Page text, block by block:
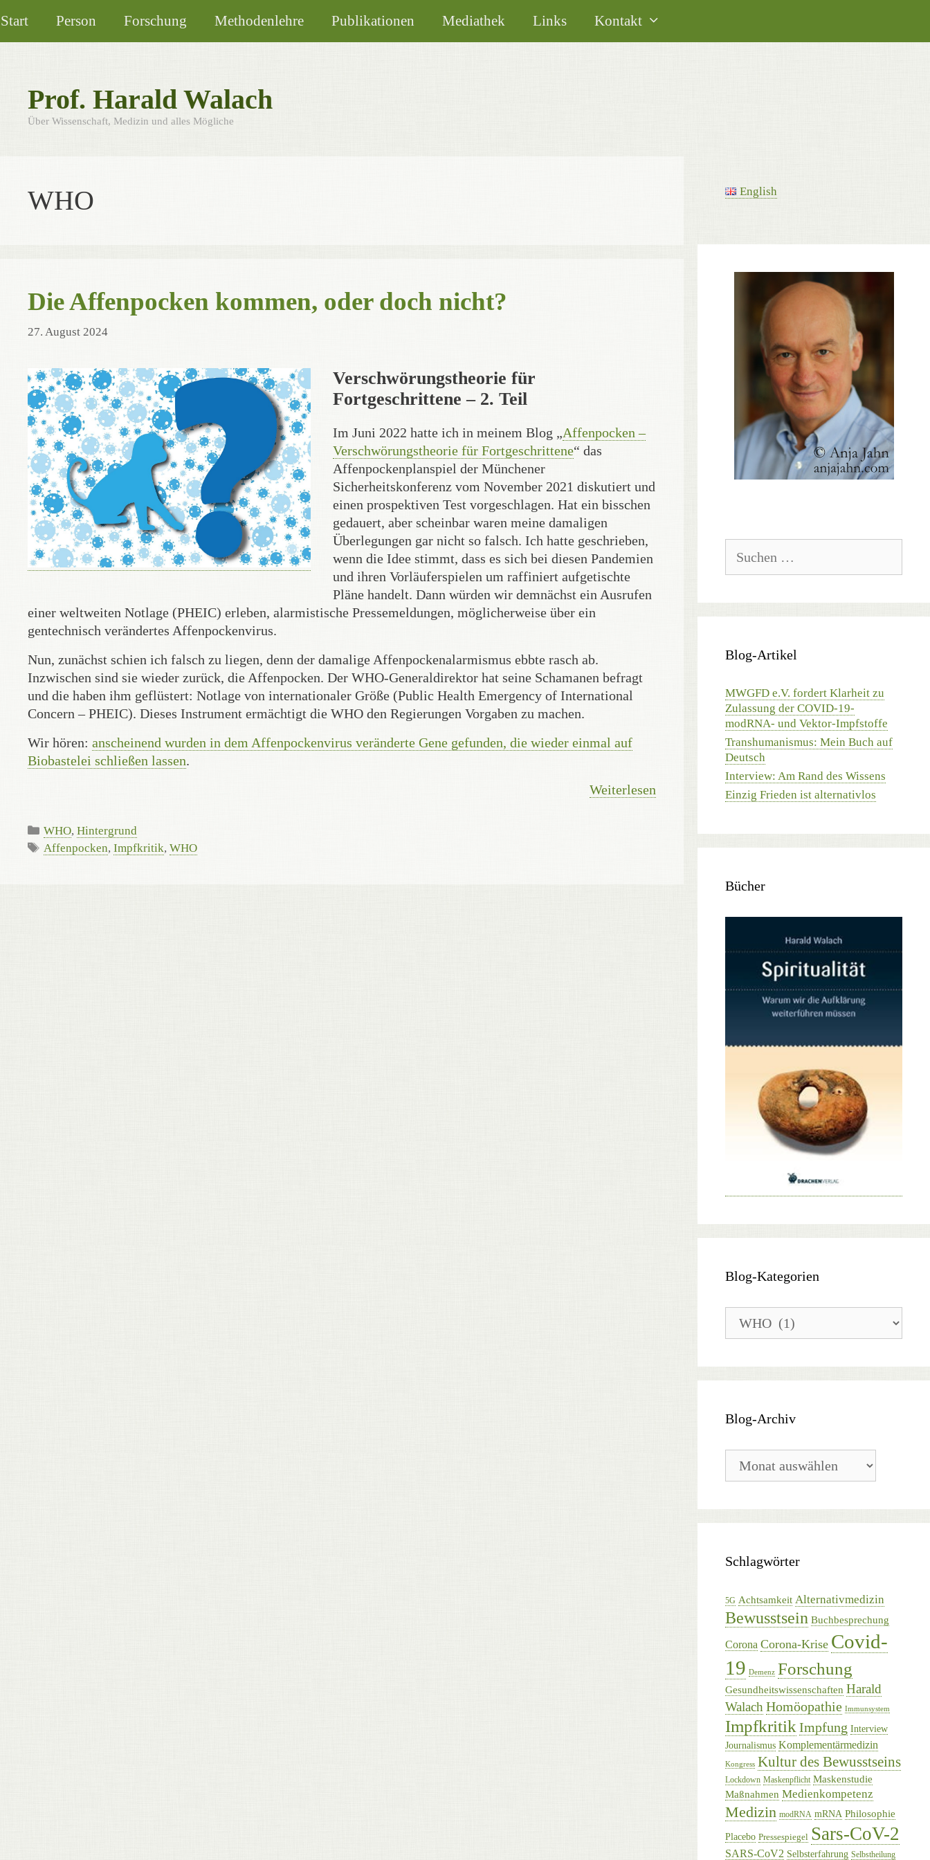
Inhalt
springen
Start Person Forschung Methodenlehre Publikationen Mediathek Links Kontakt
Prof. Harald Walach
Über Wissenschaft, Medizin und alles Mögliche
WHO
Die Affenpocken kommen, oder doch nicht?
27. August 2024
Verschwörungstheorie für
Fortgeschrittene – 2. Teil
Im Juni 2022 hatte ich in meinem Blog „Affenpocken –
Verschwörungstheorie für Fortgeschrittene“ das
Affenpockenplanspiel der Münchener
Sicherheitskonferenz vom November 2021 diskutiert und
einen prospektiven Test vorgeschlagen. Hat ein bisschen
gedauert, aber scheinbar waren meine damaligen
Überlegungen gar nicht so falsch. Ich hatte geschrieben,
wenn die Idee stimmt, dass es sich bei diesen Pandemien
und ihren Vorläuferspielen um raffiniert aufgetischte
Pläne handelt. Dann würden wir demnächst ein Ausrufen
einer weltweiten Notlage (PHEIC) erleben, alarmistische Pressemeldungen, möglicherweise über ein
gentechnisch verändertes Affenpockenvirus.
Nun, zunächst schien ich falsch zu liegen, denn der damalige Affenpockenalarmismus ebbte rasch ab.
Inzwischen sind sie wieder zurück, die Affenpocken. Der WHO-Generaldirektor hat seine Schamanen befragt
und die haben ihm geflüstert: Notlage von internationaler Größe (Public Health Emergency of International
Concern – PHEIC). Dieses Instrument ermächtigt die WHO den Regierungen Vorgaben zu machen.
Wir hören: anscheinend wurden in dem Affenpockenvirus veränderte Gene gefunden, die wieder einmal auf
Biobastelei schließen lassen.
Weiterlesen
Kategorien
WHO,Hintergrund
Schlagwörter
Affenpocken,Impfkritik,WHO
English
nach:
Blog-Artikel
MWGFD e.V. fordert Klarheit zu
Zulassung der COVID-19-
modRNA- und Vektor-Impfstoffe
Transhumanismus: Mein Buch auf
Deutsch
Interview: Am Rand des Wissens
Einzig Frieden ist alternativlos
Bücher
Blog-Kategorien
Kategorien
Blog-Archiv
Archiv
Schlagwörter
5G Achtsamkeit Alternativmedizin
Bewusstsein Buchbesprechung
Corona Corona-Krise Covid-
19 Demenz Forschung
Gesundheitswissenschaften Harald
Walach Homöopathie Immunsystem
Impfkritik Impfung Interview
Journalismus Komplementärmedizin
Kongress Kultur des Bewusstseins
Lockdown Maskenpflicht Maskenstudie
Maßnahmen Medienkompetenz
Medizin modRNA mRNA Philosophie
Placebo Pressespiegel Sars-CoV-2
SARS-CoV2 Selbsterfahrung Selbstheilung